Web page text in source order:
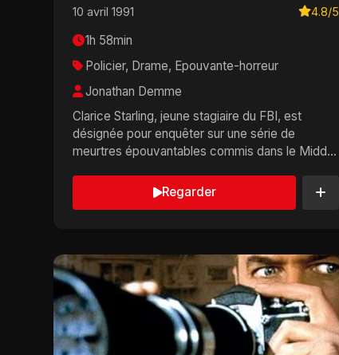
10 avril 1991 4.8/5
1h 58min
Policier, Drame, Epouvante-horreur
Jonathan Demme
Clarice Starling, jeune stagiaire du FBI, est
désignée pour enquêter sur une série de
meurtres épouvantables commis dans le Middle
Regarder